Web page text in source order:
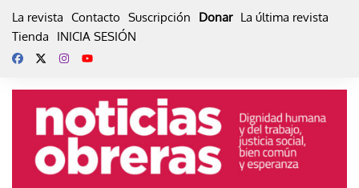
La revista Contacto Suscripción Donar La última revista
Tienda
INICIA SESIÓN